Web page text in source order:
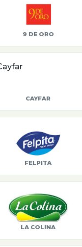
9 DE ORO
CAYFAR
FELPITA
LA COLINA